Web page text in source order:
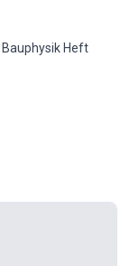
Bauphysik Heft